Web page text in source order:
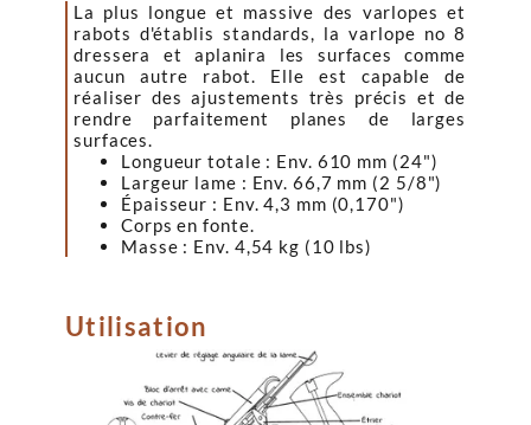
La plus longue et massive des varlopes et
rabots d'établis standards, la varlope no 8
dressera et aplanira les surfaces comme
aucun autre rabot. Elle est capable de
réaliser des ajustements très précis et de
rendre parfaitement planes de larges
surfaces.
Longueur totale : Env. 610 mm (24")
Largeur lame : Env. 66,7 mm (2 5/8")
Épaisseur : Env. 4,3 mm (0,170")
Corps en fonte.
Masse : Env. 4,54 kg (10 lbs)
Utilisation